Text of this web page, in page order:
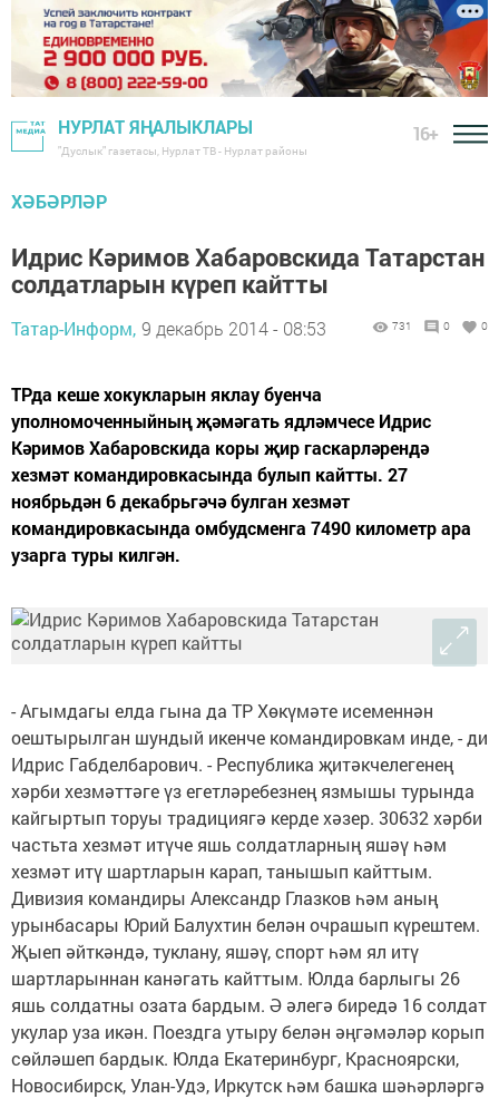
НУРЛАТ ЯҢАЛЫКЛАРЫ
"Дуслык" газетасы, Нурлат ТВ - Нурлат районы
16+
ХӘБӘРЛӘР
Идрис Кәримов Хабаровскида Татарстан
солдатларын күреп кайтты
Татар-Информ, 9 декабрь 2014 - 08:53 731 0 0
ТРда кеше хокукларын яклау буенча
уполномоченныйның җәмәгать ядләмчесе Идрис
Кәримов Хабаровскида коры җир гаскарләрендә
хезмәт командировкасында булып кайтты. 27
ноябрьдән 6 декабрьгәчә булган хезмәт
командировкасында омбудсменга 7490 километр ара
узарга туры килгән.
- Агымдагы елда гына да ТР Хөкүмәте исеменнән
оештырылган шундый икенче командировкам инде, - ди
Идрис Габделбарович. - Республика җитәкчелегенең
хәрби хезмәттәге үз егетләребезнең язмышы турында
кайгыртып торуы традициягә керде хәзер. 30632 хәрби
частьта хезмәт итүче яшь солдатларның яшәү һәм
хезмәт итү шартларын карап, танышып кайттым.
Дивизия командиры Александр Глазков һәм аның
урынбасары Юрий Балухтин белән очрашып күрештем.
Җыеп әйткәндә, туклану, яшәү, спорт һәм ял итү
шартларыннан канәгать кайттым. Юлда барлыгы 26
яшь солдатны озата бардым. Ә әлегә биредә 16 солдат
укулар уза икән. Поездга утыру белән әңгәмәләр корып
сөйләшеп бардык. Юлда Екатеринбург, Красноярски,
Новосибирск, Улан-Удэ, Иркутск һәм башка шәһәрләргә